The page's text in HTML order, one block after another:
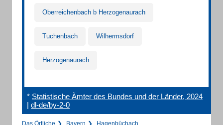
Oberreichenbach b Herzogenaurach
Tuchenbach Wilhermsdorf
Herzogenaurach
* Statistische Ämter des Bundes und der Länder, 2024
| dl-de/by-2-0
Das Örtliche Bayern Hagenbüchach